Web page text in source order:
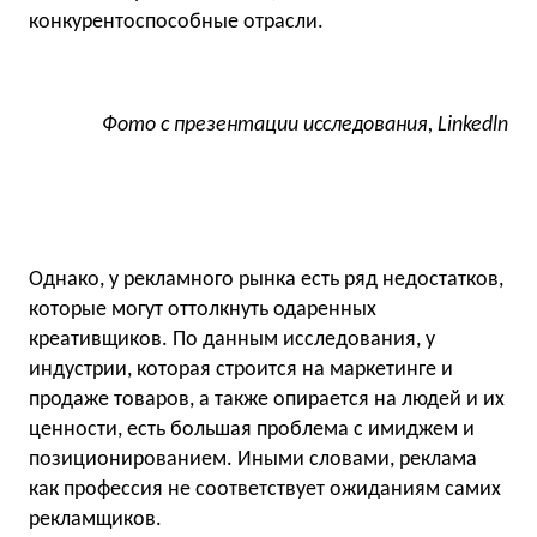
конкурентоспособные отрасли.
Фото с презентации исследования, Linkedln
Однако, у рекламного рынка есть ряд недостатков,
которые могут оттолкнуть одаренных
креативщиков. По данным исследования, у
индустрии, которая строится на маркетинге и
продаже товаров, а также опирается на людей и их
ценности, есть большая проблема с имиджем и
позиционированием. Иными словами, реклама
как профессия не соответствует ожиданиям самих
рекламщиков.